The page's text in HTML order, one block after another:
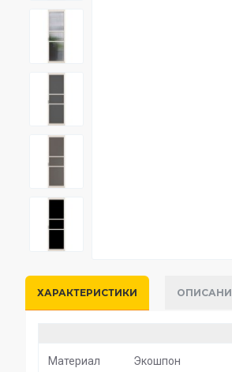
ХАРАКТЕРИСТИКИ
Материал Экошпон